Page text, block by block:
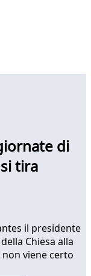
di
tira
il presidente
Chiesa alla
viene certo